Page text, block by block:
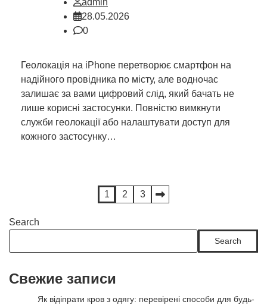
admin
28.05.2026
0
Геолокація на iPhone перетворює смартфон на
надійного провідника по місту, але водночас
залишає за вами цифровий слід, який бачать не
лише корисні застосунки. Повністю вимкнути
служби геолокації або налаштувати доступ для
кожного застосунку…
pagination
1 2 3
Search
Search
Свежие записи
Як відіпрати кров з одягу: перевірені способи для будь-